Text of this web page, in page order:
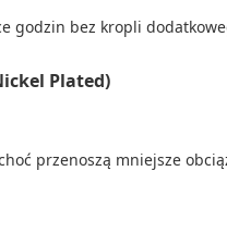
godzin bez kropli
Plated)
przenoszą mniejsze